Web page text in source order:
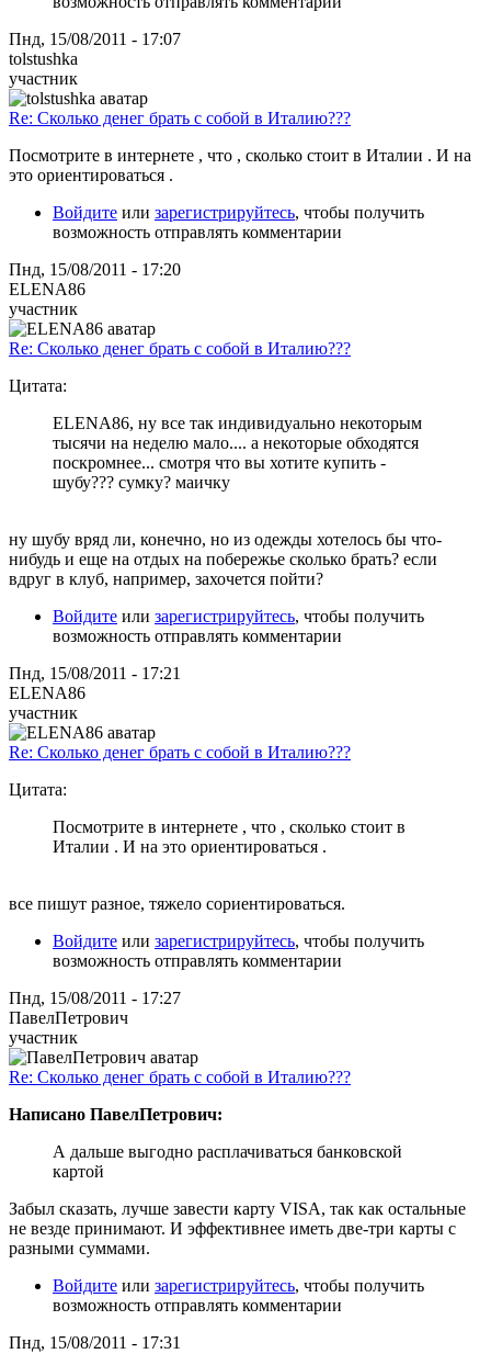
Пнд, 15/08/2011 - 17:07
tolstushka
участник
Re: Сколько денег брать с собой в Италию???
Посмотрите в интернете , что , сколько стоит в Италии . И на
это ориентироваться .
Войдите или зарегистрируйтесь, чтобы получить
возможность отправлять комментарии
Пнд, 15/08/2011 - 17:20
ELENA86
участник
Re: Сколько денег брать с собой в Италию???
Цитата:
ELENA86, ну все так индивидуально некоторым
тысячи на неделю мало.... а некоторые обходятся
поскромнее... смотря что вы хотите купить -
шубу??? сумку? маичку
ну шубу вряд ли, конечно, но из одежды хотелось бы что-
нибудь и еще на отдых на побережье сколько брать? если
вдруг в клуб, например, захочется пойти?
Войдите или зарегистрируйтесь, чтобы получить
возможность отправлять комментарии
Пнд, 15/08/2011 - 17:21
ELENA86
участник
Re: Сколько денег брать с собой в Италию???
Цитата:
Посмотрите в интернете , что , сколько стоит в
Италии . И на это ориентироваться .
все пишут разное, тяжело сориентироваться.
Войдите или зарегистрируйтесь, чтобы получить
возможность отправлять комментарии
Пнд, 15/08/2011 - 17:27
ПавелПетрович
участник
Re: Сколько денег брать с собой в Италию???
Написано ПавелПетрович:
А дальше выгодно расплачиваться банковской
картой
Забыл сказать, лучше завести карту VISA, так как остальные
не везде принимают. И эффективнее иметь две-три карты с
разными суммами.
Войдите или зарегистрируйтесь, чтобы получить
возможность отправлять комментарии
Пнд, 15/08/2011 - 17:31